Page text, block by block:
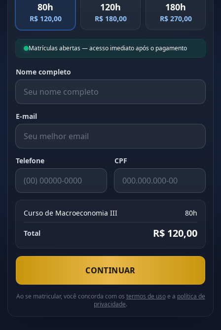
80h
R$ 120,00
120h
R$ 180,00
180h
R$ 270,00
Matrículas abertas — acesso imediato após o pagamento
Nome completo
E-mail
Telefone CPF
Curso de Macroeconomia III 80h
Total R$ 120,00
CONTINUAR
Ao se matricular, você concorda com os termos de usoe a política de
privacidade.